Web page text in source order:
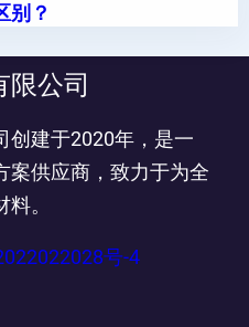
别？
限公司
创建于2020年，是一
案供应商，致力于为全
。
号-4